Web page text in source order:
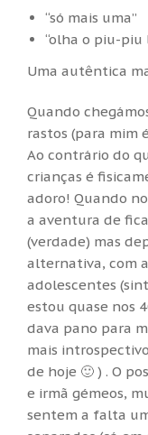
“só mais uma”
“olha o piu-piu
Uma autêntica
Quando
rastos (para mim
Ao contrário do
crianças é
adoro! Quando
a aventura de
(verdade) mas
alternativa, com
adolescentes
estou quase nos
dava pano para
mais
de hoje 🙂 ) . O
e irmã gémeos,
sentem a falta